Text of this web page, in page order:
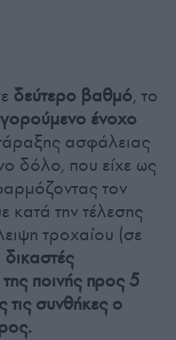
δεύτερο βαθμό, το
ένοχο
ασφάλειας
δόλο, που είχε ως
τον
κατά την τέλεσης
τροχαίου (σε
ποινής προς 5
συνθήκες ο